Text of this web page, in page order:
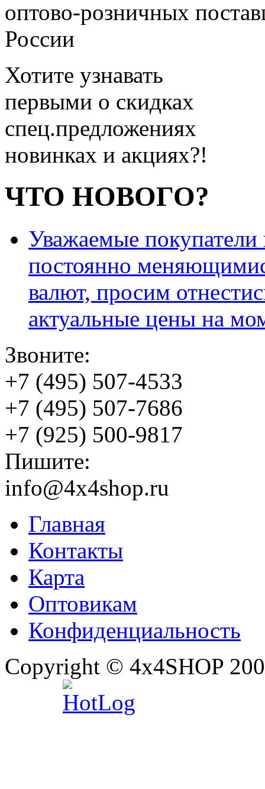
оптово-розничных
России
Хотите узнавать
первыми о скидках
спец.предложениях
новинках и акциях?!
ЧТО НОВОГО?
Уважаемые
постоянно
валют, просим
актуальные цены на
Звоните:
+7 (495) 507-4533
+7 (495) 507-7686
+7 (925) 500-9817
Пишите:
info@4x4shop.ru
Главная
Контакты
Карта
Оптовикам
Конфиденциальность
Copyright © 4x4SHOP